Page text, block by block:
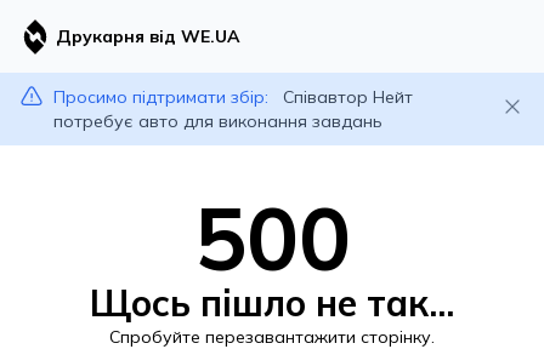
Друкарня від WE.UA
Просимо підтримати збір:
Співавтор Нейт
потребує авто для виконання завдань
500
Щось пішло не так...
Спробуйте перезавантажити сторінку.